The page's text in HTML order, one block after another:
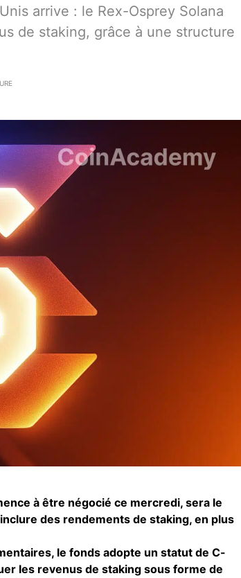
arrive : le Rex-Osprey Solana
de staking, grâce à une structure
à être négocié ce mercredi, sera le
des rendements de staking, en plus
le fonds adopte un statut de C-
les revenus de staking sous forme de